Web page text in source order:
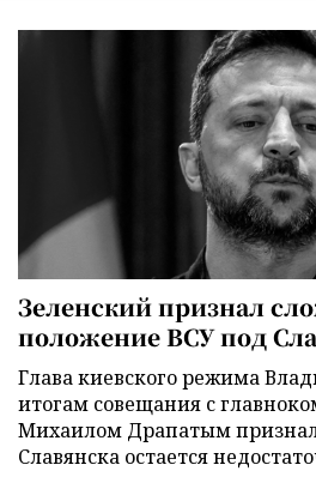
Зеленский признал
положение ВСУ под
Глава киевского режима
итогам совещания с
Михаилом Драпатым
Славянска остается